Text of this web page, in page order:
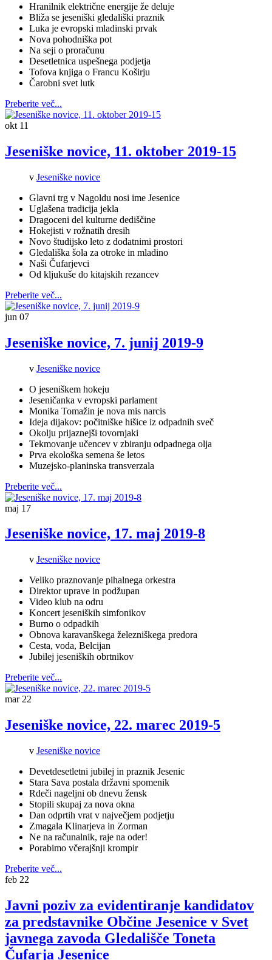
Hranilnik električne energije že deluje
Bliža se jeseniški gledališki praznik
Luka je evropski mladinski prvak
Nova pohodniška pot
Na seji o proračunu
Desetletnica uspešnega podjetja
Tofova knjiga o Francu Koširju
Čarobni svet lutk
Preberite več...
okt 11
Jeseniške novice, 11. oktober 2019-15
v Jeseniške novice
Glavni trg v Nagoldu nosi ime Jesenice
Uglašena tradicija jekla
Dragoceni del kulturne dediščine
Hokejisti v rožnatih dresih
Novo študijsko leto z dodatnimi prostori
Gledališka šola za otroke in mladino
Naši Čufarjevci
Od kljukuše do kitajskih rezancev
Preberite več...
jun 07
Jeseniške novice, 7. junij 2019-9
v Jeseniške novice
O jeseniškem hokeju
Jeseničanka v evropski parlament
Monika Tomažin je nova mis narcis
Ideja dijakov: počitniške hišice iz odpadnih sveč
Okolju prijaznejši tovornjaki
Tekmovanje učencev v zbiranju odpadnega olja
Prva ekološka semena še letos
Muzejsko-planinska transverzala
Preberite več...
maj 17
Jeseniške novice, 17. maj 2019-8
v Jeseniške novice
Veliko praznovanje pihalnega orkestra
Direktor uprave in podžupan
Video klub na odru
Koncert jeseniških simfonikov
Burno o odpadkih
Obnova karavanškega železniškega predora
Cesta, voda, Belcijan
Jubilej jeseniških obrtnikov
Preberite več...
mar 22
Jeseniške novice, 22. marec 2019-5
v Jeseniške novice
Devetdesetletni jubilej in praznik Jesenic
Stara Sava postala državni spomenik
Rdeči nageljni ob dnevu žensk
Stopili skupaj za nova okna
Dan odprtih vrat v največjem podjetju
Zmagala Klinarjeva in Zorman
Ne na računalnik, raje na oder!
Porabimo včerajšnji krompir
Preberite več...
feb 22
Javni poziv za evidentiranje kandidatov
za predstavnike Občine Jesenice v Svet
javnega zavoda Gledališče Toneta
Čufarja Jesenice